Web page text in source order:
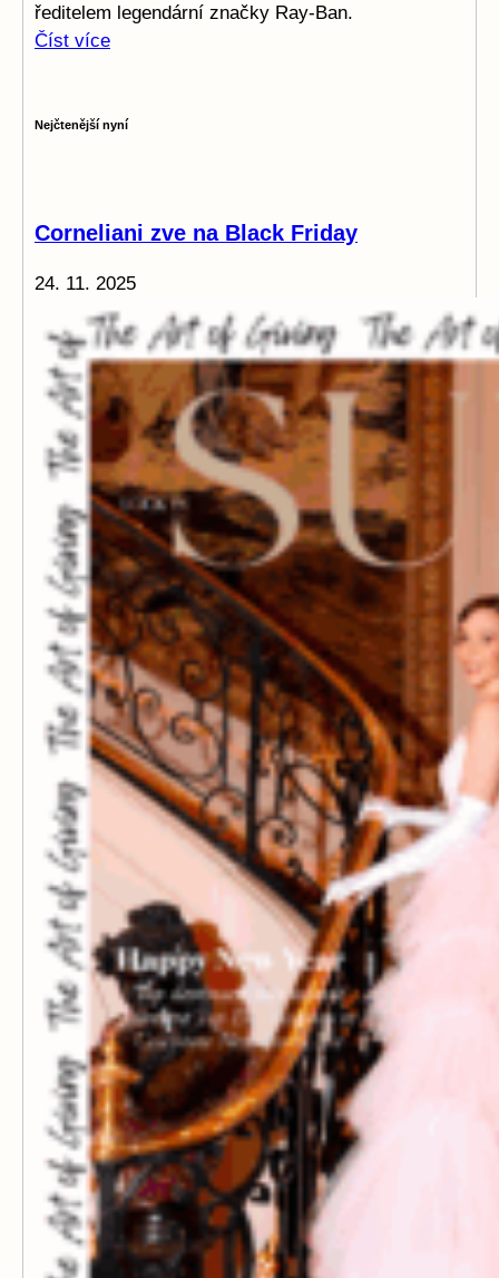
ředitelem legendární značky Ray-Ban.
Číst více
Nejčtenější nyní
Corneliani zve na Black Friday
24. 11. 2025